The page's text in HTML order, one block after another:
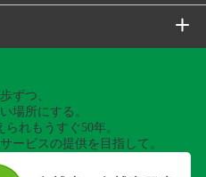
ずつ、
場所にする。
れもうすぐ50年。
ービスの提供を目指して。